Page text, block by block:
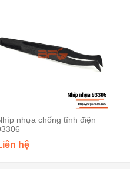
nhựa chống tĩnh điện
hệ